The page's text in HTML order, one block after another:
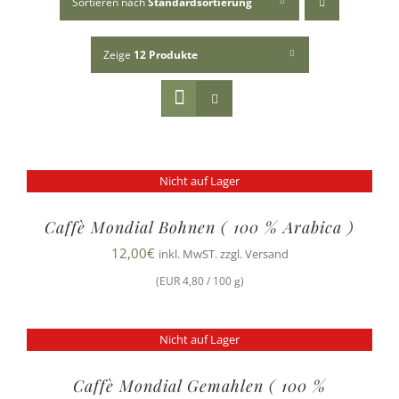
Zeige 12 Produkte
Nicht auf Lager
Caffè Mondial Bohnen ( 100 % Arabica )
12,00€ inkl. MwST. zzgl. Versand
(EUR 4,80 / 100 g)
Nicht auf Lager
Caffè Mondial Gemahlen ( 100 %